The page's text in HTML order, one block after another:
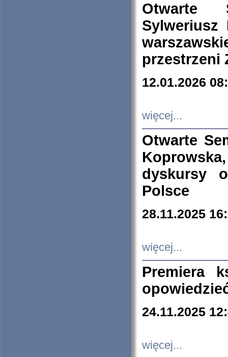
Otwarte
Sylweriusz
przestrzeni
12.01.2026
więcej...
Otwarte
dyskursy
Polsce
28.11.2025
więcej...
Premiera
24.11.2025
więcej...